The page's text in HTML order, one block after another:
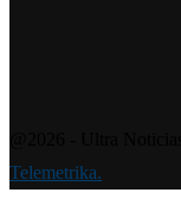
Telemetrika.